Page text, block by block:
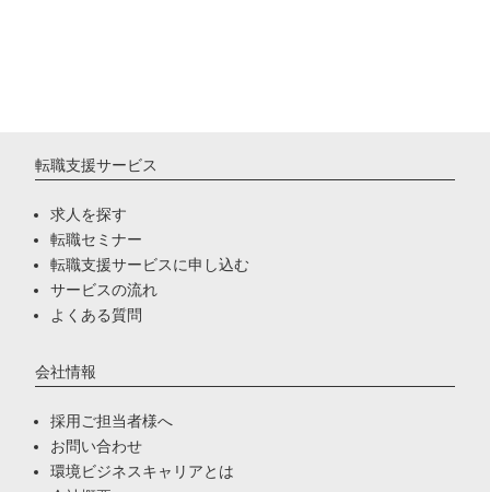
転職支援サービス
求人を探す
転職セミナー
転職支援サービスに申し込む
サービスの流れ
よくある質問
会社情報
採用ご担当者様へ
お問い合わせ
環境ビジネスキャリアとは